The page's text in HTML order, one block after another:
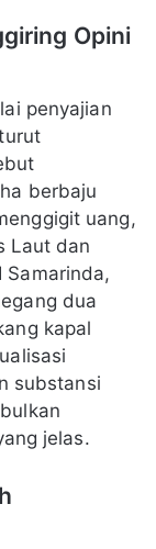
Opini
penyajian
berbaju
uang,
Laut dan
Samarinda,
dua
kapal
substansi
jelas.